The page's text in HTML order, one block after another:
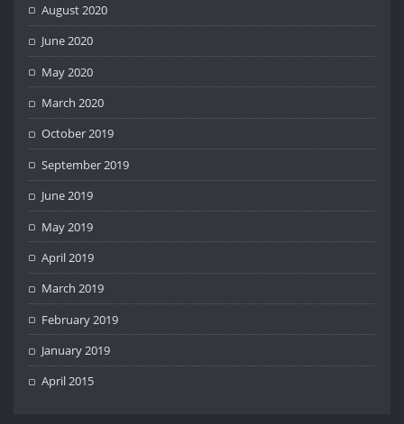
August 2020
June 2020
May 2020
March 2020
October 2019
September 2019
June 2019
May 2019
April 2019
March 2019
February 2019
January 2019
April 2015